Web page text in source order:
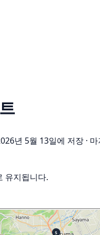
년 5월 13일에 저장 ·
유지됩니다.